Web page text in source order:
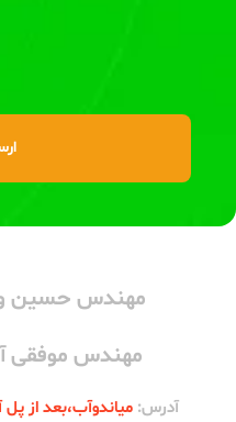
مهندس حسین
مهندس موفقی
آدرس: میاندوآب،‌بعد از